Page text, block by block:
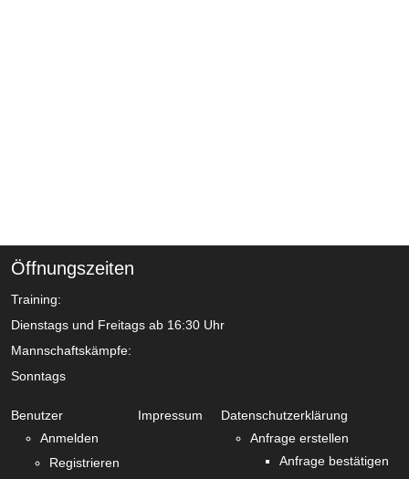
Öffnungszeiten
Training:
Dienstags und Freitags ab 16:30 Uhr
Mannschaftskämpfe:
Sonntags
Benutzer
Anmelden
Registrieren
Impressum
Datenschutzerklärung
Anfrage erstellen
Anfrage bestätigen